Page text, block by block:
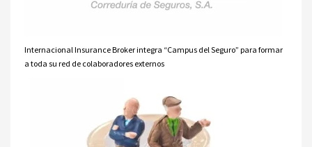
Internacional Insurance Broker integra “Campus del Seguro” para formar
a toda su red de colaboradores externos